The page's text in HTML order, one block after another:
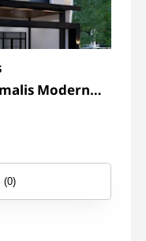
Modern
Order by
(0)